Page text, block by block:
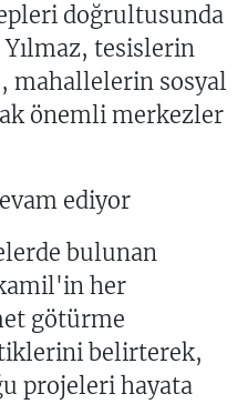
doğrultusunda
Yılmaz, tesislerin
mahallelerin sosyal
önemli merkezler
ediyor
bulunan
her
götürme
belirterek,
projeleri hayata